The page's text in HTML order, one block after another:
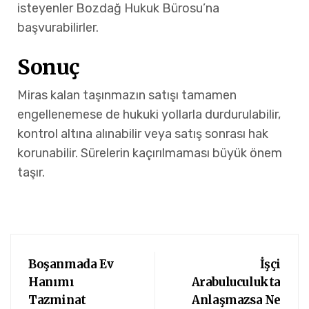
isteyenler Bozdağ Hukuk Bürosu’na
başvurabilirler.
Sonuç
Miras kalan taşınmazın satışı tamamen
engellenemese de hukuki yollarla durdurulabilir,
kontrol altına alınabilir veya satış sonrası hak
korunabilir. Sürelerin kaçırılmaması büyük önem
taşır.
Boşanmada Ev
Hanımı
Tazminat
İşçi
Arabuluculukta
Anlaşmazsa Ne